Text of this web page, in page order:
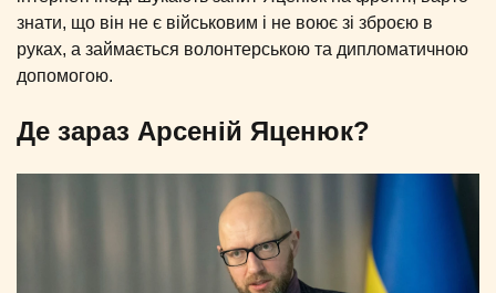
знати, що він не є військовим і не воює зі зброєю в
руках, а займається волонтерською та дипломатичною
допомогою.
Де зараз Арсеній Яценюк?